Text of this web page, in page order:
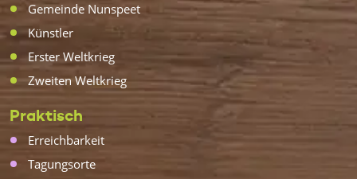
Gemeinde Nunspeet
Künstler
Erster Weltkrieg
Zweiten Weltkrieg
Praktisch
Erreichbarkeit
Tagungsorte